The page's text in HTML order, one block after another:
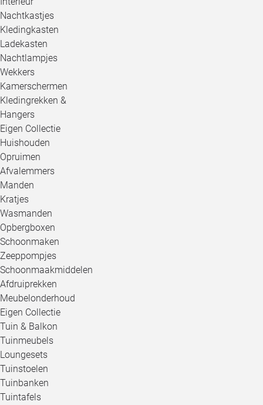
Nachtkastjes
Kledingkasten
Ladekasten
Nachtlampjes
Wekkers
Kamerschermen
Kledingrekken &
Hangers
Eigen Collectie
Huishouden
Opruimen
Afvalemmers
Manden
Kratjes
Wasmanden
Opbergboxen
Schoonmaken
Zeeppompjes
Schoonmaakmiddelen
Afdruiprekken
Meubelonderhoud
Eigen Collectie
Tuin & Balkon
Tuinmeubels
Loungesets
Tuinstoelen
Tuinbanken
Tuintafels